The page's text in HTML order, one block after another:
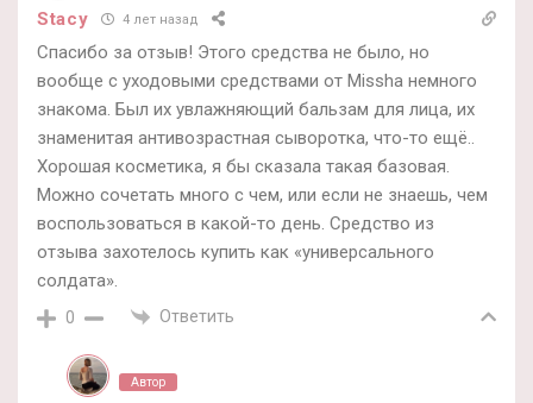
Stacy 4 лет назад
Спасибо за отзыв! Этого средства не было, но
вообще с уходовыми средствами от Missha немного
знакома. Был их увлажняющий бальзам для лица, их
знаменитая антивозрастная сыворотка, что-то ещё..
Хорошая косметика, я бы сказала такая базовая.
Можно сочетать много с чем, или если не знаешь, чем
воспользоваться в какой-то день. Средство из
отзыва захотелось купить как «универсального
солдата».
0 Ответить
Автор